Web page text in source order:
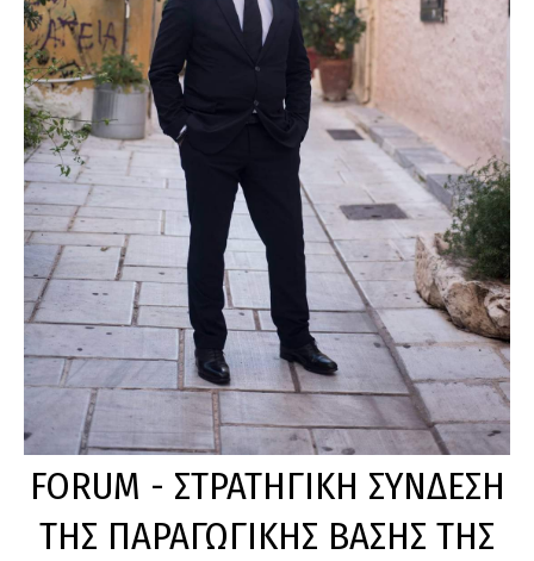
FORUM - ΣTΡΑΤΗΓΙΚΗ ΣΥΝΔΕΣΗ
ΤΗΣ ΠΑΡΑΓΩΓΙΚΗΣ ΒΑΣΗΣ ΤΗΣ